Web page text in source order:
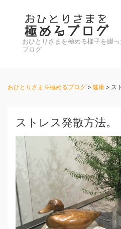
おひとりさまを極める様子を綴っ
ブログ
おひとりさまを極めるブログ > 健康 > ス
ストレス発散方法。